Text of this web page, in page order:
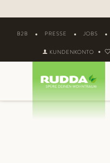
B2B PRESSE JOBS
KUNDENKONTO